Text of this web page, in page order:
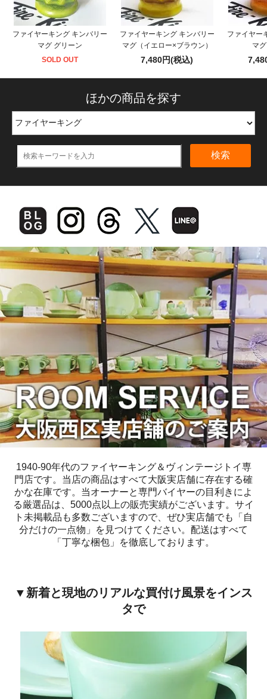
ファイヤーキング キンバリー
マグ グリーン
SOLD OUT
ファイヤーキング キンバリー
マグ（イエロー×ブラウン）
7,480円(税込)
ファイヤー
マ
ほかの商品を探す
検索
1940-90年代のファイヤーキング＆ヴィンテージトイ専
門店です。当店の商品はすべて大阪実店舗に存在する確
かな在庫です。当オーナーと専門バイヤーの目利きによ
る厳選品は、5000点以上の販売実績がございます。サイ
ト未掲載品も多数ございますので、ぜひ実店舗でも「自
分だけの一点物」を見つけてください。配送はすべて
「丁寧な梱包」を徹底しております。
▼新着と現地のリアルな買付け風景をインス
タで